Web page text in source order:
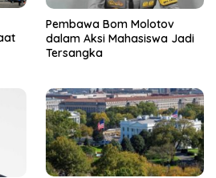
Pembawa Bom Molotov
dalam Aksi Mahasiswa Jadi
Tersangka